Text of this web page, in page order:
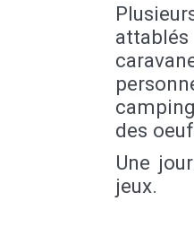
des
Une
jeux.